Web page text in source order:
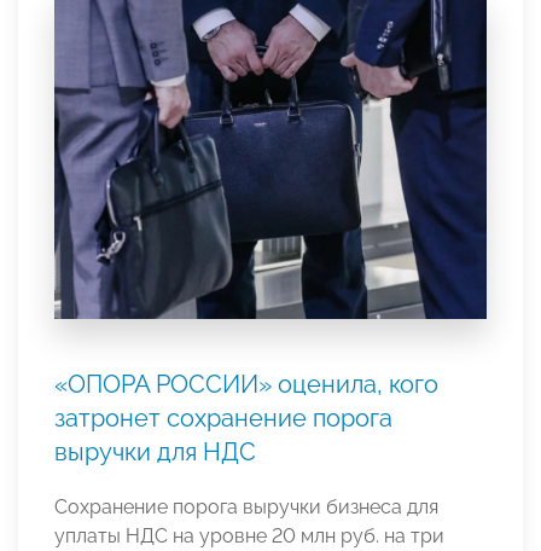
«ОПОРА РОССИИ» оценила, кого
затронет сохранение порога
выручки для НДС
Сохранение порога выручки бизнеса для
уплаты НДС на уровне 20 млн руб. на три